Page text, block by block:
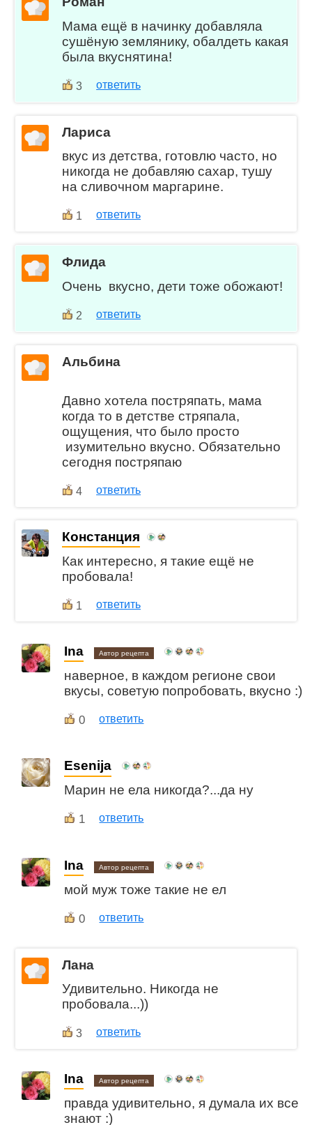
Мама ещё в начинку добавляла
сушёную землянику, обалдеть какая
была вкуснятина!
3 ответить
Лариса
вкус из детства, готовлю часто, но
никогда не добавляю сахар, тушу
на сливочном маргарине.
1 ответить
Флида
Очень вкусно, дети тоже обожают!
2 ответить
Альбина
Давно хотела постряпать, мама
когда то в детстве стряпала,
ощущения, что было просто
изумительно вкусно. Обязательно
сегодня постряпаю
4 ответить
Констанция
Как интересно, я такие ещё не
пробовала!
1 ответить
Ina Автор рецепта
наверное, в каждом регионе свои
вкусы, советую попробовать, вкусно :)
0 ответить
Esenija
Марин не ела никогда?...да ну
1 ответить
Ina Автор рецепта
мой муж тоже такие не ел
0 ответить
Лана
Удивительно. Никогда не
пробовала...))
3 ответить
Ina Автор рецепта
правда удивительно, я думала их все
знают :)